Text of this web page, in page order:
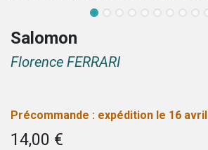
Salomon
Florence FERRARI
Précommande : expédition le 16 avril
14,00 €